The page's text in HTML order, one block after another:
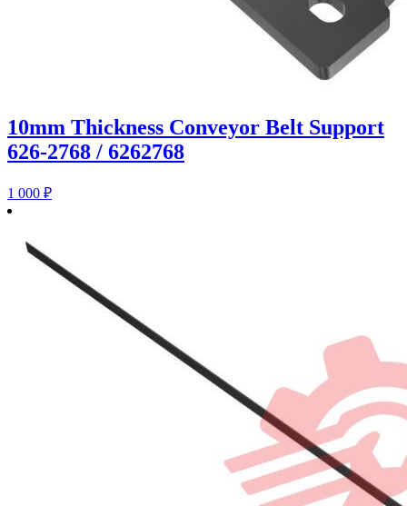
10mm Thickness Conveyor Belt Support
626-2768 / 6262768
1 000 ₽